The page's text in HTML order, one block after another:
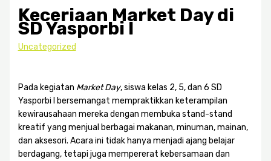
Keceriaan Market Day di
SD Yasporbi I
Uncategorized
Pada kegiatan Market Day, siswa kelas 2, 5, dan 6 SD
Yasporbi I bersemangat mempraktikkan keterampilan
kewirausahaan mereka dengan membuka stand-stand
kreatif yang menjual berbagai makanan, minuman, mainan,
dan aksesori. Acara ini tidak hanya menjadi ajang belajar
berdagang, tetapi juga mempererat kebersamaan dan